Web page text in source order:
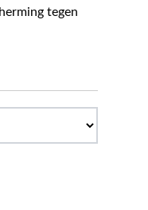
tegen